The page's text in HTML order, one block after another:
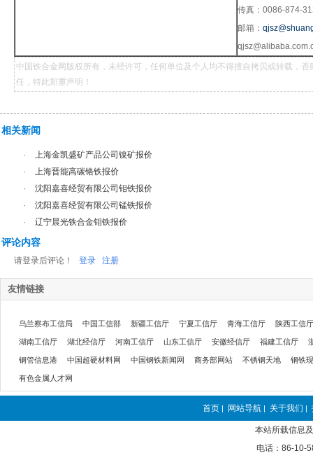
传真：0086-874-
邮箱：
中国铁合金网版权所有，未经许可，任何单位及个人均不得擅自拷贝或转载，
任，特此郑重声明！
相关新闻
·
上海金凯盛矿产品公司镍矿报价
·
上海晋能高碳铬铁报价
·
沈阳嘉喜经贸有限公司钼铁报价
·
沈阳嘉喜经贸有限公司锰铁报价
·
辽宁晨光铁合金钼铁报价
评论内容
请登录后评论！ 登录 注册
友情链接
乌兰察布工信局 中国工信部 新疆工信厅 宁夏工信厅 青海工信厅 陕西工信厅
湖南工信厅 湖北经信厅 河南工信厅 山东工信厅 安徽经信厅 福建工信厅
钢管信息港 中国超硬材料网 中国钢铁新闻网 商务部网站 不锈钢天地 钢铁
有色金属人才网
首页 | 网站导航 | 关于我们 |
本站所载信息
电话：86-10-